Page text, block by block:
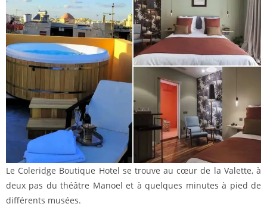
Le Coleridge Boutique Hotel se trouve au cœur de la Valette, à
deux pas du théâtre Manoel et à quelques minutes à pied de
différents musées.